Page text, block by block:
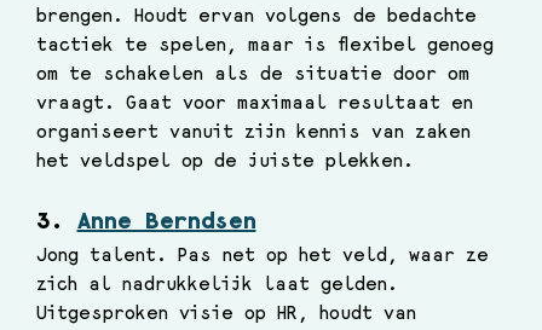
brengen. Houdt ervan volgens de bedachte
tactiek te spelen, maar is flexibel genoeg
om te schakelen als de situatie door om
vraagt. Gaat voor maximaal resultaat en
organiseert vanuit zijn kennis van zaken
het veldspel op de juiste plekken.
3. Anne Berndsen
Jong talent. Pas net op het veld, waar ze
zich al nadrukkelijk laat gelden.
Uitgesproken visie op HR, houdt van